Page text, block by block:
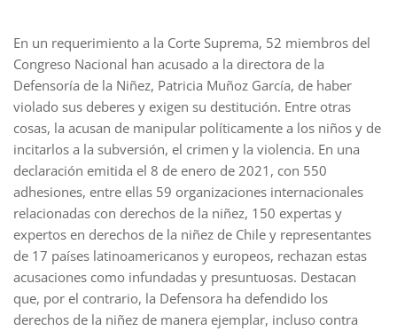
En un requerimiento a la Corte Suprema, 52 miembros del
Congreso Nacional han acusado a la directora de la
Defensoría de la Niñez, Patricia Muñoz García, de haber
violado sus deberes y exigen su destitución. Entre otras
cosas, la acusan de manipular políticamente a los niños y de
incitarlos a la subversión, el crimen y la violencia. En una
declaración emitida el 8 de enero de 2021, con 550
adhesiones, entre ellas 59 organizaciones internacionales
relacionadas con derechos de la niñez, 150 expertas y
expertos en derechos de la niñez de Chile y representantes
de 17 países latinoamericanos y europeos, rechazan estas
acusaciones como infundadas y presuntuosas. Destacan
que, por el contrario, la Defensora ha defendido los
derechos de la niñez de manera ejemplar, incluso contra